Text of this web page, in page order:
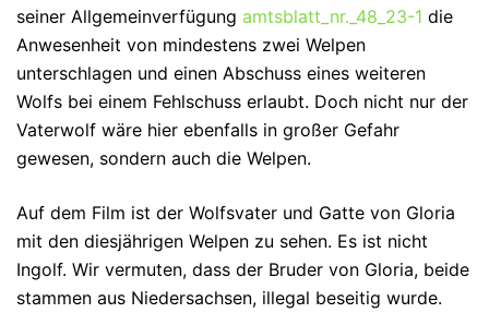
seiner Allgemeinverfügung amtsblatt_nr._48_23-1 die
Anwesenheit von mindestens zwei Welpen
unterschlagen und einen Abschuss eines weiteren
Wolfs bei einem Fehlschuss erlaubt. Doch nicht nur der
Vaterwolf wäre hier ebenfalls in großer Gefahr
gewesen, sondern auch die Welpen.
Auf dem Film ist der Wolfsvater und Gatte von Gloria
mit den diesjährigen Welpen zu sehen. Es ist nicht
Ingolf. Wir vermuten, dass der Bruder von Gloria, beide
stammen aus Niedersachsen, illegal beseitig wurde.